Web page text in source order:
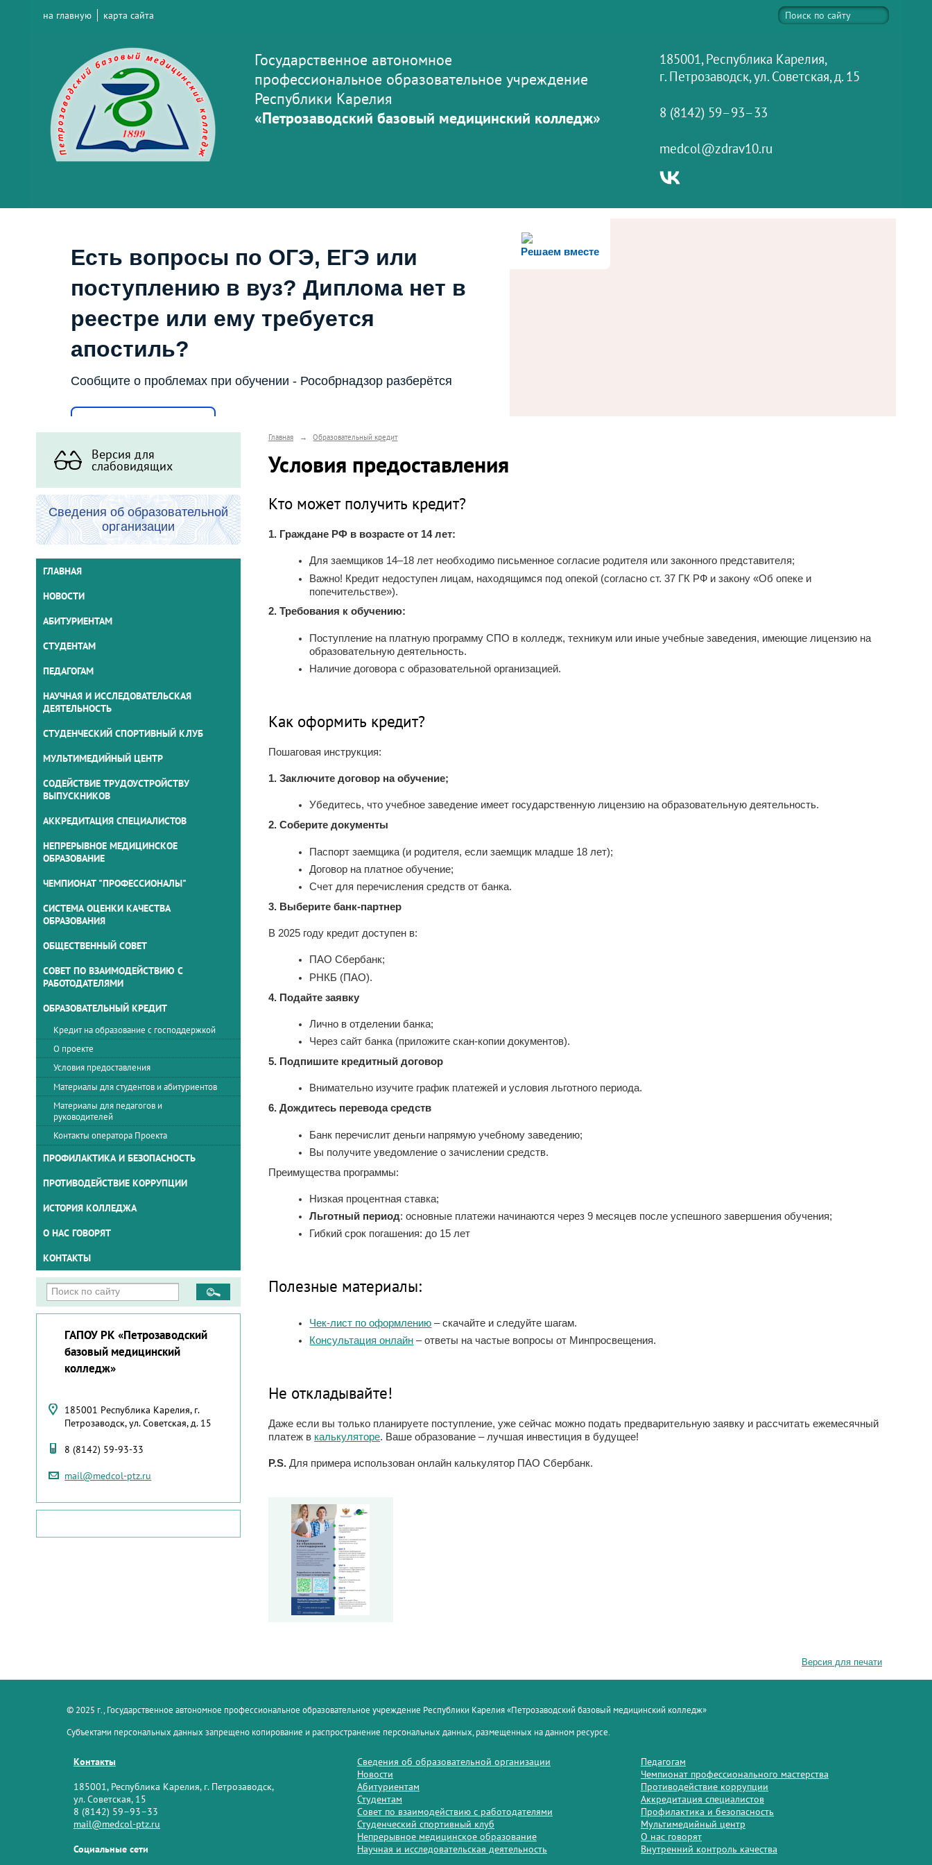
на главную карта сайта
Государственное автономное
профессиональное образовательное учреждение
Республики Карелия
«Петрозаводский базовый медицинский колледж»
185001, Республика Карелия,
г. Петрозаводск, ул. Советская, д. 15
8 (8142) 59–93–33
medcol@zdrav10.ru
Решаем вместе
Есть вопросы по ОГЭ, ЕГЭ или
поступлению в вуз? Диплома нет в
реестре или ему требуется
апостиль?
Сообщите о проблемах при обучении - Рособрнадзор разберётся
Версия для
слабовидящих
Сведения об образовательной
организации
ГЛАВНАЯ
НОВОСТИ
АБИТУРИЕНТАМ
СТУДЕНТАМ
ПЕДАГОГАМ
НАУЧНАЯ И ИССЛЕДОВАТЕЛЬСКАЯ
ДЕЯТЕЛЬНОСТЬ
СТУДЕНЧЕСКИЙ СПОРТИВНЫЙ КЛУБ
МУЛЬТИМЕДИЙНЫЙ ЦЕНТР
СОДЕЙСТВИЕ ТРУДОУСТРОЙСТВУ
ВЫПУСКНИКОВ
АККРЕДИТАЦИЯ СПЕЦИАЛИСТОВ
НЕПРЕРЫВНОЕ МЕДИЦИНСКОЕ
ОБРАЗОВАНИЕ
ЧЕМПИОНАТ "ПРОФЕССИОНАЛЫ"
СИСТЕМА ОЦЕНКИ КАЧЕСТВА
ОБРАЗОВАНИЯ
ОБЩЕСТВЕННЫЙ СОВЕТ
СОВЕТ ПО ВЗАИМОДЕЙСТВИЮ С
РАБОТОДАТЕЛЯМИ
ОБРАЗОВАТЕЛЬНЫЙ КРЕДИТ
Кредит на образование с господдержкой
О проекте
Условия предоставления
Материалы для студентов и абитуриентов
Материалы для педагогов и
руководителей
Контакты оператора Проекта
ПРОФИЛАКТИКА И БЕЗОПАСНОСТЬ
ПРОТИВОДЕЙСТВИЕ КОРРУПЦИИ
ИСТОРИЯ КОЛЛЕДЖА
О НАС ГОВОРЯТ
КОНТАКТЫ
ГАПОУ РК «Петрозаводский
базовый медицинский
колледж»
185001 Республика Карелия, г.
Петрозаводск, ул. Советская, д. 15
8 (8142) 59-93-33
mail@medcol-ptz.ru
Главная → Образовательный кредит
Условия предоставления
Кто может получить кредит?
1. Граждане РФ в возрасте от 14 лет:
Для заемщиков 14–18 лет необходимо письменное согласие родителя или законного представителя;
Важно! Кредит недоступен лицам, находящимся под опекой (согласно ст. 37 ГК РФ и закону «Об опеке и
попечительстве»).
2. Требования к обучению:
Поступление на платную программу СПО в колледж, техникум или иные учебные заведения, имеющие лицензию на
образовательную деятельность.
Наличие договора с образовательной организацией.
Как оформить кредит?
Пошаговая инструкция:
1. Заключите договор на обучение;
Убедитесь, что учебное заведение имеет государственную лицензию на образовательную деятельность.
2. Соберите документы
Паспорт заемщика (и родителя, если заемщик младше 18 лет);
Договор на платное обучение;
Счет для перечисления средств от банка.
3. Выберите банк-партнер
В 2025 году кредит доступен в:
ПАО Сбербанк;
РНКБ (ПАО).
4. Подайте заявку
Лично в отделении банка;
Через сайт банка (приложите скан-копии документов).
5. Подпишите кредитный договор
Внимательно изучите график платежей и условия льготного периода.
6. Дождитесь перевода средств
Банк перечислит деньги напрямую учебному заведению;
Вы получите уведомление о зачислении средств.
Преимущества программы:
Низкая процентная ставка;
Льготный период: основные платежи начинаются через 9 месяцев после успешного завершения обучения;
Гибкий срок погашения: до 15 лет
Полезные материалы:
Чек-лист по оформлению – скачайте и следуйте шагам.
Консультация онлайн – ответы на частые вопросы от Минпросвещения.
Не откладывайте!
Даже если вы только планируете поступление, уже сейчас можно подать предварительную заявку и рассчитать ежемесячный
платеж в калькуляторе. Ваше образование – лучшая инвестиция в будущее!
P.S. Для примера использован онлайн калькулятор ПАО Сбербанк.
Версия для печати
© 2025 г., Государственное автономное профессиональное образовательное учреждение Республики Карелия «Петрозаводский базовый медицинский колледж»
Субъектами персональных данных запрещено копирование и распространение персональных данных, размещенных на данном ресурсе.
Контакты
185001, Республика Карелия, г. Петрозаводск,
ул. Советская, 15
8 (8142) 59–93–33
mail@medcol-ptz.ru
Социальные сети
Сведения об образовательной организации
Новости
Абитуриентам
Студентам
Совет по взаимодействию с работодателями
Студенческий спортивный клуб
Непрерывное медицинское образование
Научная и исследовательская деятельность
Педагогам
Чемпионат профессионального мастерства
Противодействие коррупции
Аккредитация специалистов
Профилактика и безопасность
Мультимедийный центр
О нас говорят
Внутренний контроль качества